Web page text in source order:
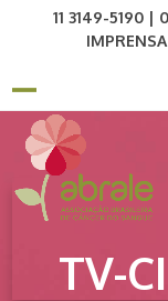
11 3149-5190 |
IMPRENSA
Open
mobile
menu
Close
mobile
menu
TV-